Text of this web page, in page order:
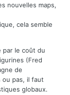
nouvelles maps,
cela semble
par le coût du
(Fred
de
ou pas, il faut
globaux.